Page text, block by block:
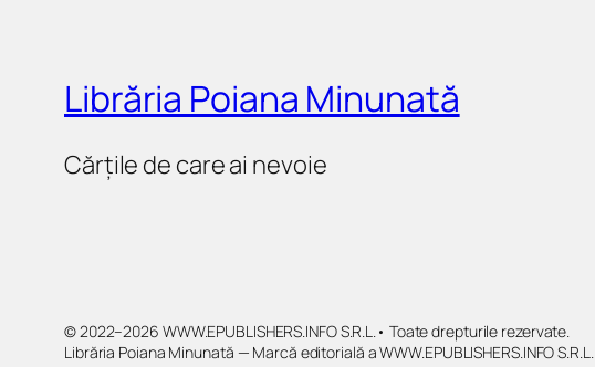
Librăria Poiana Minunată
Cărțile de care ai nevoie
© 2022–2026 WWW.EPUBLISHERS.INFO S.R.L.• Toate drepturile rezervate.
Librăria Poiana Minunată — Marcă editorială a WWW.EPUBLISHERS.INFO S.R.L.